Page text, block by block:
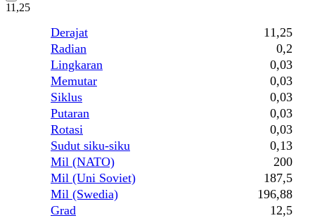
11,25
Derajat
11,25
Radian
0,2
Lingkaran
0,03
Memutar
0,03
Siklus
0,03
Putaran
0,03
Rotasi
0,03
Sudut siku-siku
0,13
Mil (NATO)
200
Mil (Uni Soviet)
187,5
Mil (Swedia)
196,88
Grad
12,5